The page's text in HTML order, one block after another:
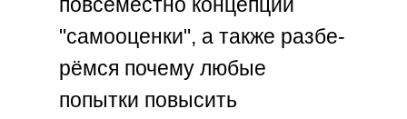
"самооценки", а также разбе-
рёмся почему любые
попытки повысить